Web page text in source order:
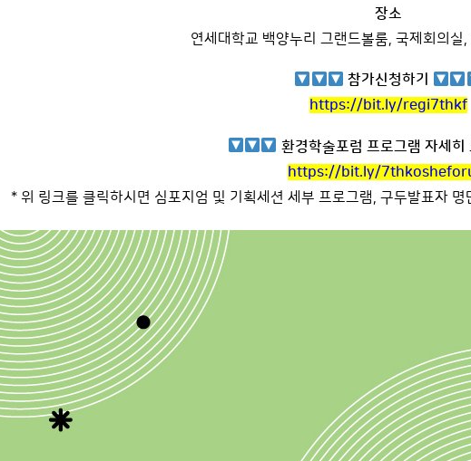
장소
연세대학교 백양누리 그랜드볼룸, 국제회의실
참가신청하기
https://bit.ly/regi7thkf
환경학술포럼 프로그램 자세히
https://bit.ly/
* 위 링크를 클릭하시면 심포지엄 및 기획세션 세부 프로그램, 구두발표자